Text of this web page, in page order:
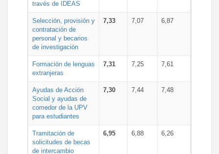
través de IDEAS
Selección, provisión y
contratación de
personal y becarios
de investigación
7,33 7,07 6,87
Formación de lenguas
extranjeras
7,31 7,25 7,61
Ayudas de Acción
Social y ayudas de
comedor de la UPV
para estudiantes
7,30 7,44 7,48
Tramitación de
solicitudes de becas
de intercambio
6,95 6,88 6,26